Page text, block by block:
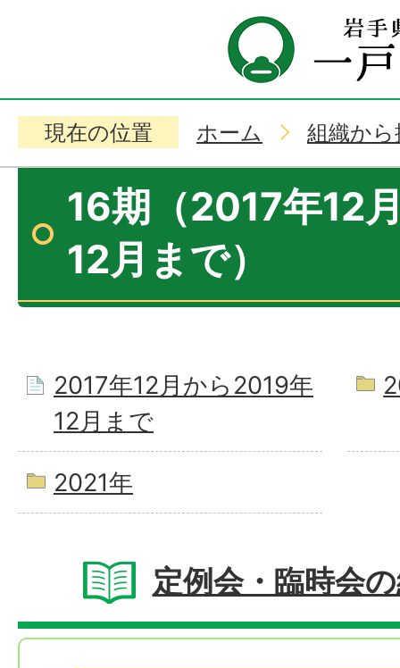
現在の位置 ホーム 組織か
16期（2017年12
12月まで）
2017年12月から2019年
12月まで
2021年
定例会・臨時会